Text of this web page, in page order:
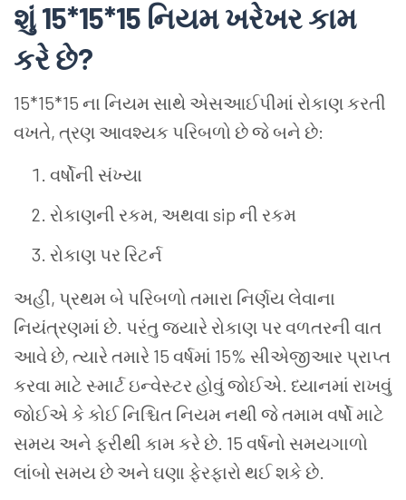
શું 15*15*15 નિયમ ખરેખર કામ
કરે છે?
15*15*15 ના નિયમ સાથે એસઆઈપીમાં રોકાણ કરતી
વખતે, ત્રણ આવશ્યક પરિબળો છે જે બને છે:
વર્ષોની સંખ્યા
રોકાણની રકમ, અથવા sip ની રકમ
રોકાણ પર રિટર્ન
અહીં, પ્રથમ બે પરિબળો તમારા નિર્ણય લેવાના
નિયંત્રણમાં છે. પરંતુ જ્યારે રોકાણ પર વળતરની વાત
આવે છે, ત્યારે તમારે 15 વર્ષમાં 15% સીએજીઆર પ્રાપ્ત
કરવા માટે સ્માર્ટ ઇન્વેસ્ટર હોવું જોઈએ. ધ્યાનમાં રાખવું
જોઈએ કે કોઈ નિશ્ચિત નિયમ નથી જે તમામ વર્ષો માટે
સમય અને ફરીથી કામ કરે છે. 15 વર્ષનો સમયગાળો
લાંબો સમય છે અને ઘણા ફેરફારો થઈ શકે છે.